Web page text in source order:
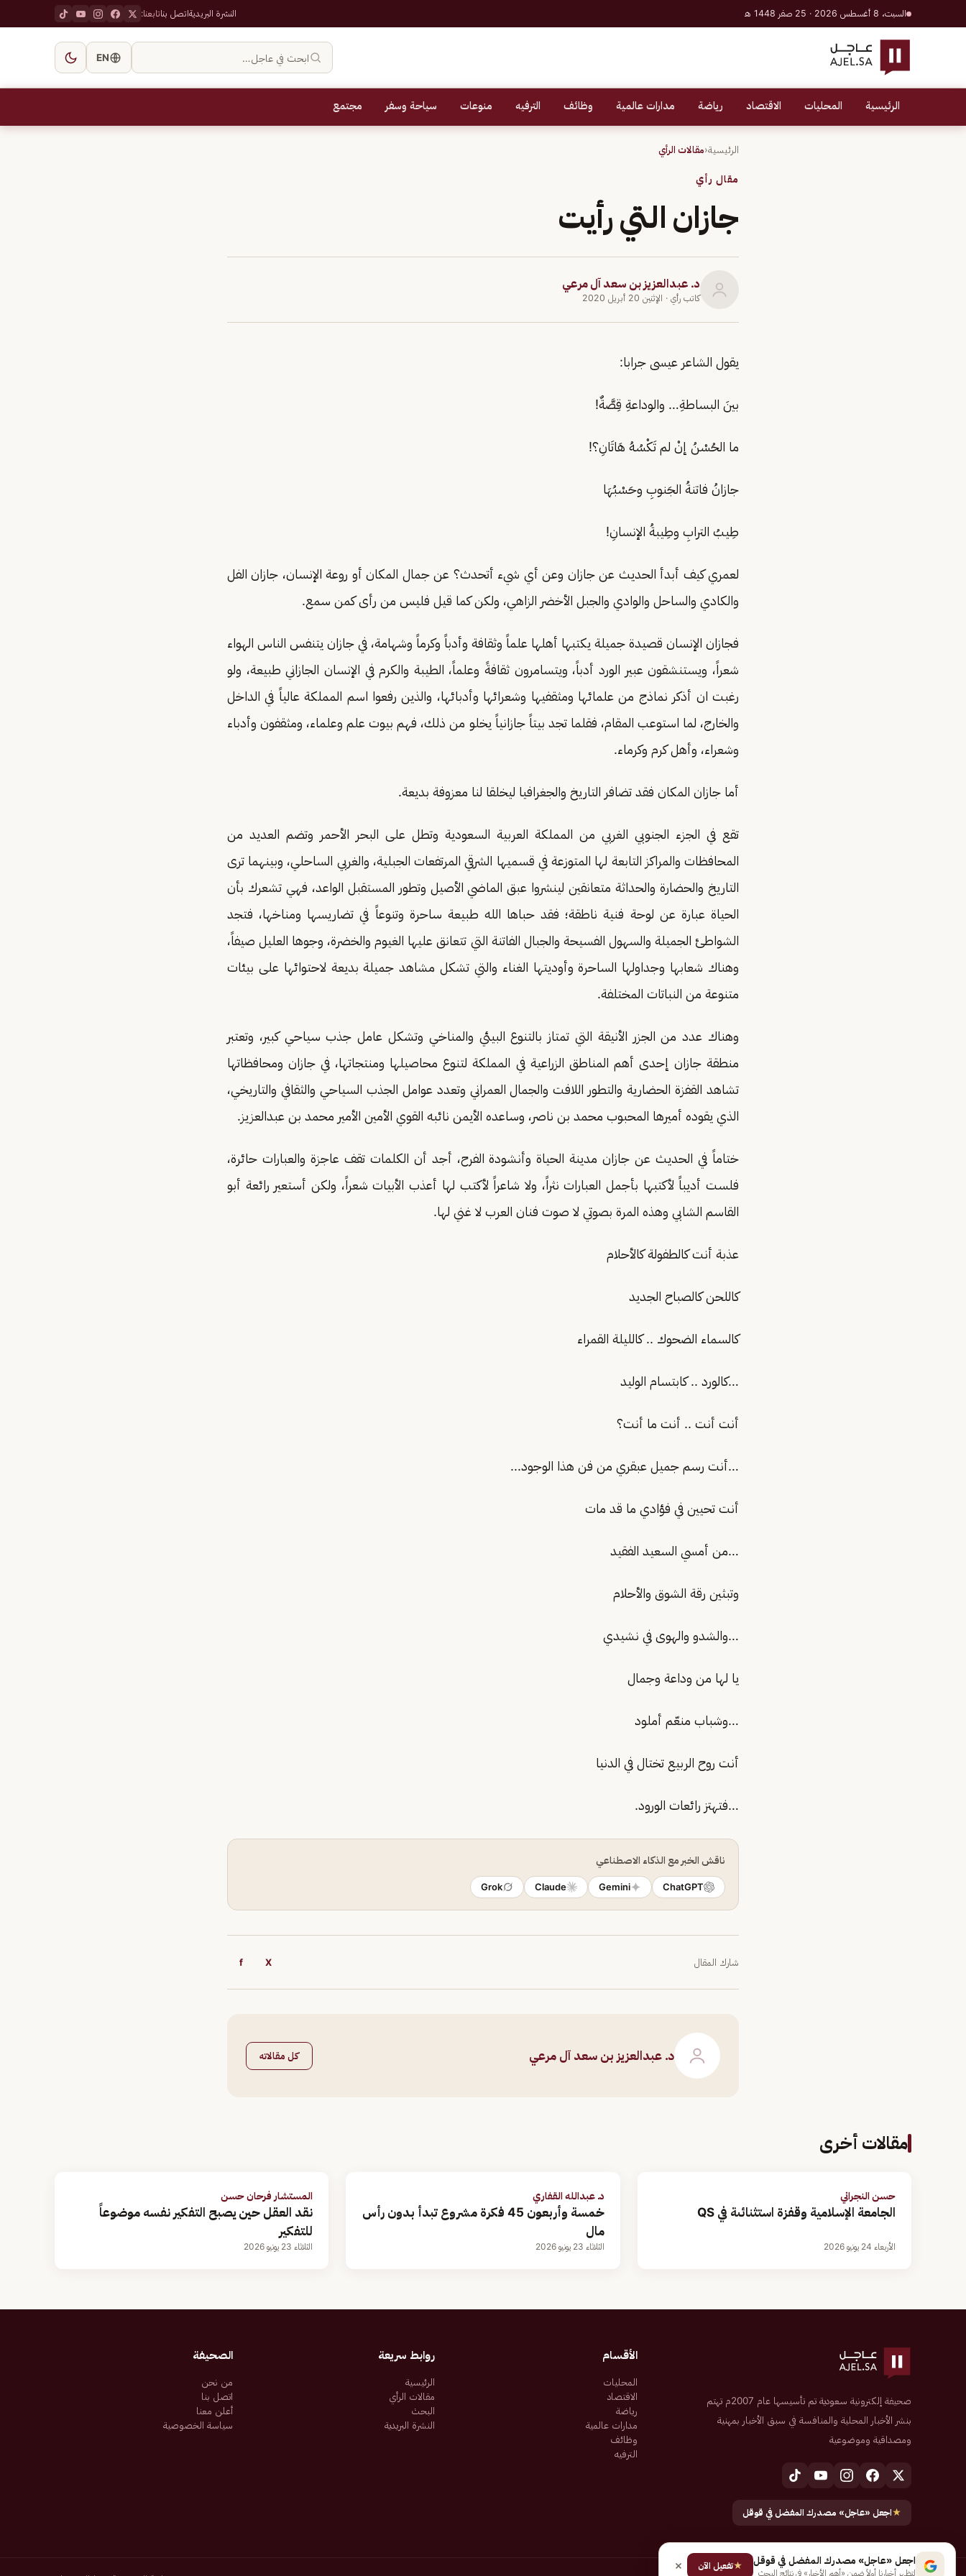
السبت، 8 أغسطس 2026 · 25 صفر 1448 هـ النشرة البريديةاتصل بناتابعنا:
ابحث في عاجل… EN
الرئيسية المحليات الاقتصاد رياضة مدارات عالمية وظائف الترفيه منوعات سياحة وسفر مجتمع
الرئيسية‹مقالات الرأي
مقال رأي
جازان التي رأيت
د. عبدالعزيز بن سعد آل مرعي
كاتب رأي · الإثنين 20 أبريل 2020
يقول الشاعر عيسى جرابا:
‏بينَ البساطةِ… والوداعةِ قِصَّةٌ!
‏ما الحُسْنُ إنْ لم تَكْسُهُ هَاتَانِ؟!
جازانُ فاتنةُ الجَنوبِ وحَسْبُهَا
‏طِيبُ الترابِ وطِيبةُ الإنسانِ!
لعمري كيف أبدأ الحديث عن جازان وعن أي شيء أتحدث؟ عن جمال المكان أو روعة الإنسان، جازان الفل
والكادي والساحل والوادي والجبل الأخضر الزاهي، ولكن كما قيل فليس من رأى كمن سمع.
فجازان الإنسان قصيدة جميلة يكتبها أهلها علماً وثقافة وأدباً وكرماً وشهامة، في جازان يتنفس الناس الهواء
شعراً، ويستنشقون عبير الورد أدباً، ويتسامرون ثقافةً وعلماً، الطيبة والكرم في الإنسان الجازاني طبيعة، ولو
رغبت ان أذكر نماذج من علمائها ومثقفيها وشعرائها وأدبائها، والذين رفعوا اسم المملكة عالياً في الداخل
والخارج، لما استوعب المقام، فقلما تجد بيتاً جازانياً يخلو من ذلك، فهم بيوت علم وعلماء، ومثقفون وأدباء
وشعراء، وأهل كرم وكرماء.
أما جازان المكان فقد تضافر التاريخ والجغرافيا ليخلقا لنا معزوفة بديعة.
تقع في الجزء الجنوبي الغربي من المملكة العربية السعودية وتطل على البحر الأحمر وتضم العديد من
المحافظات والمراكز التابعة لها المتوزعة في قسميها الشرقي المرتفعات الجبلية، والغربي الساحلي، وبينهما ترى
التاريخ والحضارة والحداثة متعانقين لينشروا عبق الماضي الأصيل وتطور المستقبل الواعد، فهي تشعرك بأن
الحياة عبارة عن لوحة فنية ناطقة؛ فقد حباها الله طبيعة ساحرة وتنوعاً في تضاريسها ومناخها، فتجد
الشواطئ الجميلة والسهول الفسيحة والجبال الفاتنة التي تتعانق عليها الغيوم والخضرة، وجوها العليل صيفاً،
وهناك شعابها وجداولها الساحرة وأوديتها الغناء والتي تشكل مشاهد جميلة بديعة لاحتوائها على بيئات
متنوعة من النباتات المختلفة.
وهناك عدد من الجزر الأنيقة التي تمتاز بالتنوع البيئي والمناخي وتشكل عامل جذب سياحي كبير، وتعتبر
منطقة جازان إحدى أهم المناطق الزراعية في المملكة لتنوع محاصيلها ومنتجاتها، في جازان ومحافظاتها
تشاهد القفزة الحضارية والتطور اللافت والجمال العمراني وتعدد عوامل الجذب السياحي والثقافي والتاريخي،
الذي يقوده أميرها المحبوب محمد بن ناصر، وساعده الأيمن نائبه القوي الأمين الأمير محمد بن عبدالعزيز.
ختاماً في الحديث عن جازان مدينة الحياة وأنشودة الفرح، أجد أن الكلمات تقف عاجزة والعبارات حائرة،
فلست أديباً لأكتبها بأجمل العبارات نثراً، ولا شاعراً لأكتب لها أعذب الأبيات شعراً، ولكن أستعير رائعة أبو
القاسم الشابي وهذه المرة بصوتي لا صوت فنان العرب لا غني لها.
عذبة أنت كالطفولة كالأحلام
كاللحن كالصباح الجديد
كالسماء الضحوك .. كالليلة القمراء
…كالورد .. كابتسام الوليد
أنت أنت .. أنت ما أنت؟
…أنت رسم جميل عبقري من فن هذا الوجود...
أنت تحيين في فؤادي ما قد مات
…من أمسي السعيد الفقيد
وتبثين رقة الشوق والأحلام
…والشدو والهوى في نشيدي
يا لها من وداعة وجمال
…وشباب منعّم أملود
أنت روح الربيع تختال في الدنيا
…فتهتز رائعات الورود.
ناقش الخبر مع الذكاء الاصطناعي
ChatGPT
Gemini
Claude
Grok
شارك المقال X
f
د. عبدالعزيز بن سعد آل مرعي كل مقالاته
مقالات أخرى
حسن النجراني
الجامعة الإسلامية وقفزة استثنائىة في QS
الأربعاء 24 يونيو 2026
د. عبدالله القفاري
خمسة وأربعون 45 فكرة مشروع تبدأ بدون رأس
مال
الثلاثاء 23 يونيو 2026
المستشار فرحان حسن
نقد العقل حين يصبح التفكير نفسه موضوعاً
للتفكير
الثلاثاء 23 يونيو 2026
صحيفة إلكترونية سعودية تم تأسيسها عام 2007م تهتم
بنشر الأخبار المحلية والمنافسة في سبق الأخبار بمهنية
ومصداقية وموضوعية
★اجعل «عاجل» مصدرك المفضل في قوقل
الأقسام
المحليات
الاقتصاد
رياضة
مدارات عالمية
وظائف
الترفيه
روابط سريعة
الرئيسية
مقالات الرأي
البحث
النشرة البريدية
الصحيفة
من نحن
اتصل بنا
أعلن معنا
سياسة الخصوصية
اجعل «عاجل» مصدرك المفضل في قوقل
لتظهر أخبارنا أولاً ضمن «أهم الأخبار» في نتائج البحث
★تفعيل الآن